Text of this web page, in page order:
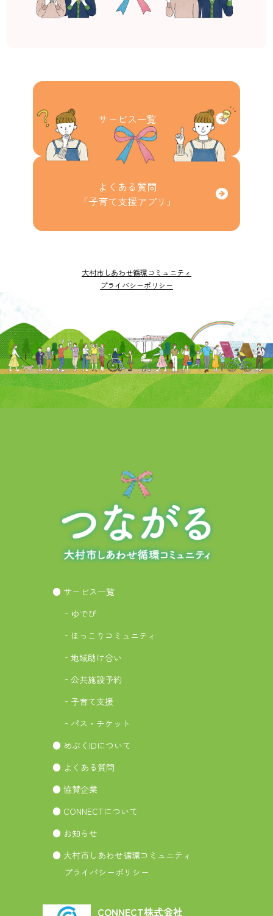
サービス一覧
よくある質問
「子育て支援アプリ」
大村市しあわせ循環コミュニティ
プライバシーポリシー
● サービス一覧
‐ゆでぴ
‐ほっこりコミュニティ
‐地域助け合い
‐公共施設予約
‐子育て支援
‐パス・チケット
● めぶくIDについて
● よくある質問
● 協賛企業
● CONNECTについて
● お知らせ
● 大村市しあわせ循環コミュニティ
プライバシーポリシー
CONNECT株式会社